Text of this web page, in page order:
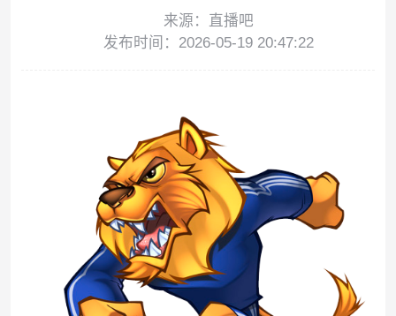
来源：直播吧
发布时间：2026-05-19 20:47:22